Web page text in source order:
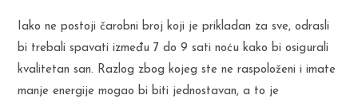
Iako ne postoji čarobni broj koji je prikladan za sve, odrasli
bi trebali spavati između 7 do 9 sati noću kako bi osigurali
kvalitetan san. Razlog zbog kojeg ste ne raspoloženi i imate
manje energije mogao bi biti jednostavan, a to je